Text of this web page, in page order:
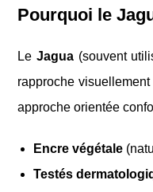
Pourquoi le
Le Jagua(souvent
rapproche
approche orientée
Encre végétale
Testés